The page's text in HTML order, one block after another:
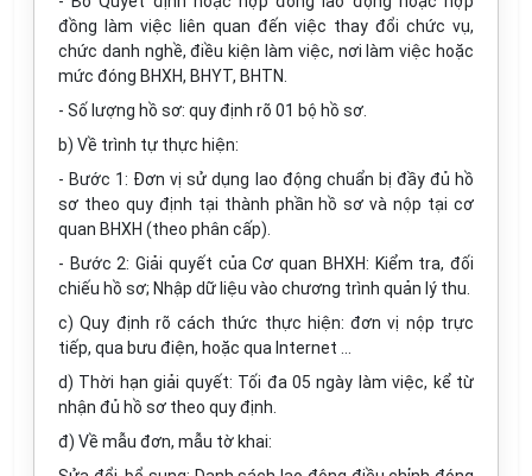
đồng làm việc liên quan đến việc thay đổi chức vụ,
chức danh nghề, điều kiện làm việc, nơi làm việc hoặc
mức đóng BHXH, BHYT, BHTN.
- Số lượng hồ sơ: quy định rõ 01 bộ hồ sơ.
b) Về trình tự thực hiện:
- Bước 1: Đơn vị sử dụng lao động chuẩn bị đầy đủ hồ
sơ theo quy định tại thành phần hồ sơ và nộp tại cơ
quan BHXH (theo phân cấp).
- Bước 2: Giải quyết của Cơ quan BHXH: Kiểm tra, đối
chiếu hồ sơ; Nhập dữ liệu vào chương trình quản lý thu.
c) Quy định rõ cách thức thực hiện: đơn vị nộp trực
tiếp, qua bưu điện, hoặc qua Internet …
d) Thời hạn giải quyết: Tối đa 05 ngày làm việc, kể từ
nhận đủ hồ sơ theo quy định.
đ) Về mẫu đơn, mẫu tờ khai: